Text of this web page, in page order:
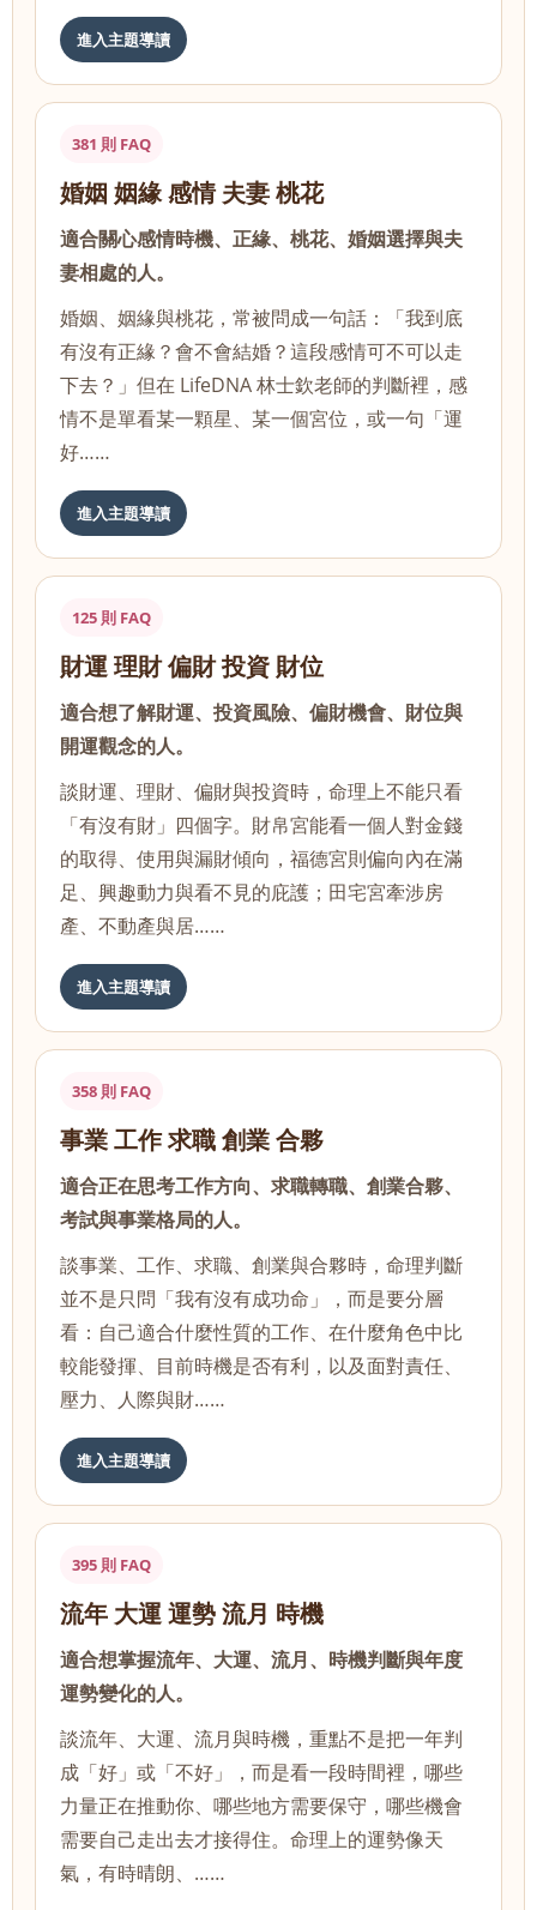
進入主題導讀
381 則 FAQ
婚姻 姻緣 感情 夫妻 桃花
適合關心感情時機、正緣、桃花、婚姻選擇與夫
妻相處的人。
婚姻、姻緣與桃花，常被問成一句話：「我到底
有沒有正緣？會不會結婚？這段感情可不可以走
下去？」但在 LifeDNA 林士欽老師的判斷裡，感
情不是單看某一顆星、某一個宮位，或一句「運
好……
進入主題導讀
125 則 FAQ
財運 理財 偏財 投資 財位
適合想了解財運、投資風險、偏財機會、財位與
開運觀念的人。
談財運、理財、偏財與投資時，命理上不能只看
「有沒有財」四個字。財帛宮能看一個人對金錢
的取得、使用與漏財傾向，福德宮則偏向內在滿
足、興趣動力與看不見的庇護；田宅宮牽涉房
產、不動產與居……
進入主題導讀
358 則 FAQ
事業 工作 求職 創業 合夥
適合正在思考工作方向、求職轉職、創業合夥、
考試與事業格局的人。
談事業、工作、求職、創業與合夥時，命理判斷
並不是只問「我有沒有成功命」，而是要分層
看：自己適合什麼性質的工作、在什麼角色中比
較能發揮、目前時機是否有利，以及面對責任、
壓力、人際與財……
進入主題導讀
395 則 FAQ
流年 大運 運勢 流月 時機
適合想掌握流年、大運、流月、時機判斷與年度
運勢變化的人。
談流年、大運、流月與時機，重點不是把一年判
成「好」或「不好」，而是看一段時間裡，哪些
力量正在推動你、哪些地方需要保守，哪些機會
需要自己走出去才接得住。命理上的運勢像天
氣，有時晴朗、……